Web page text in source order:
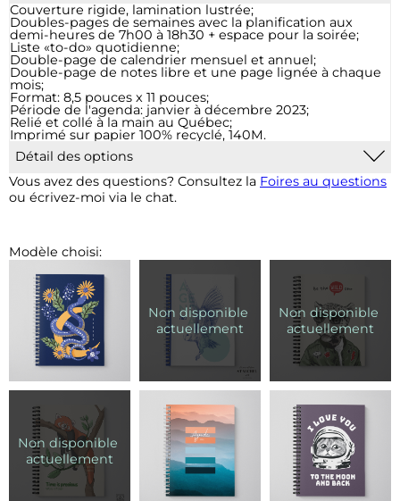
Couverture rigide, lamination lustrée;
Doubles-pages de semaines avec la planification aux
demi-heures de 7h00 à 18h30 + espace pour la soirée;
Liste «to-do» quotidienne;
Double-page de calendrier mensuel et annuel;
Double-page de notes libre et une page lignée à chaque
mois;
Format: 8,5 pouces x 11 pouces;
Période de l'agenda: janvier à décembre 2023;
Relié et collé à la main au Québec;
Imprimé sur papier 100% recyclé, 140M.
Détail des options
Marque-page :Un signet cousu à la reliure sera ajouté.
Les couleurs et accessoires du signet seront adaptés en
fonction du modèle.
Élastique :Un élastique (noir ou blanc, selon la couverture
arrière.
Couverture :Pour 3$, il est possible d'ajouter une phrase,
une citation, votre nom et d'autres informations.
Personnalisation d'entreprise: le logo de votre entreprise
sera ajouté et les couleurs pourraient être adaptées à
votre image. Si vous choisissez cette option, je vous
contacterai suite à votre achat. Pour une couverture
entièrement personnalisée, contactez-moi à
agenda@chloedionne.com pour une soumission.
Personnalisation Intérieur :Pour 10$, il est possible de
modifier les heures, changer des pages de note libre en
page ligné, modifier les options en bas de pages
hebdomadaires, etc. Personnalisation d'entreprise: vous
pouvez faire ajouter votre logo en filigrane sur les pages
intérieurs. Si vous choisissez cette option, je vous
contacterai suite à votre achat. Pour un intérieur
entièrement personnalisé, contactez-moi à
agenda@chloedionne.com pour une soumission.
Vous avez des questions? Consultez la Foires au questions
ou écrivez-moi via le chat.
Modèle choisi: